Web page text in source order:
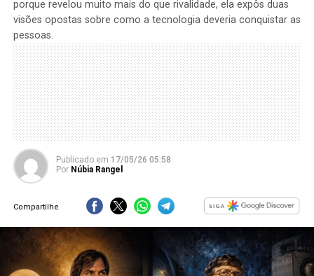
porque revelou muito mais do que rivalidade, ela expôs duas
visões opostas sobre como a tecnologia deveria conquistar as
pessoas.
Publicado em 17/05/26 05:58
Por Núbia Rangel
Compartilhe